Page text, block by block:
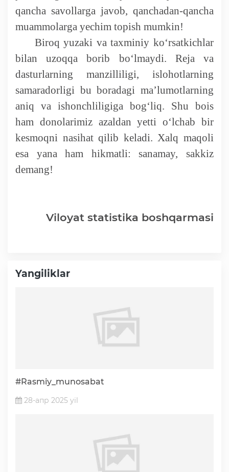
qancha savollarga javob, qanchadan-qancha
muammolarga yechim topish mumkin!
Biroq yuzaki va taxminiy ko‘rsatkichlar
bilan uzoqqa borib bo‘lmaydi. Reja va
dasturlarning manzilliligi, islohotlarning
samaradorligi bu boradagi ma’lumotlarning
aniq va ishonchliligiga bog‘liq. Shu bois
ham donolarimiz azaldan yetti o‘lchab bir
kesmoqni nasihat qilib keladi. Xalq maqoli
esa yana ham hikmatli: sanamay, sakkiz
demang!
Viloyat statistika boshqarmasi
Yangiliklar
#Rasmiy_munosabat
28-апр 2025 yil